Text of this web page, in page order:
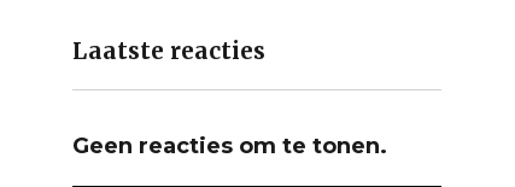
Laatste reacties
Geen reacties om te tonen.